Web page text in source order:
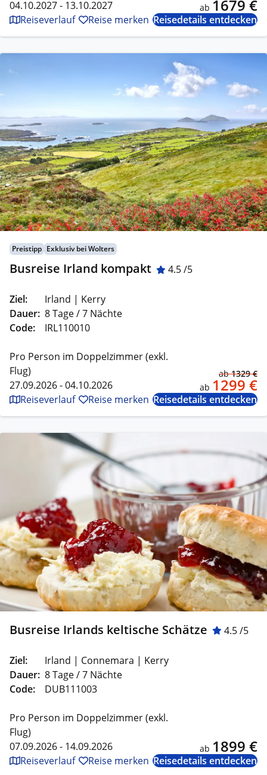
04.10.2027 - 13.10.2027 ab 1679 €
Reiseverlauf Reise merken Reisedetails entdecken
Preistipp Exklusiv bei Wolters
Busreise Irland kompakt 4.5 /5
Ziel:
Irland | Kerry
Dauer: 8 Tage / 7 Nächte
Code:
IRL110010
Pro Person im Doppelzimmer (exkl.
Flug)
27.09.2026 - 04.10.2026
ab1329 €
ab 1299 €
Reiseverlauf Reise merken Reisedetails entdecken
Busreise Irlands keltische Schätze 4.5 /5
Ziel:
Irland | Connemara | Kerry
Dauer: 8 Tage / 7 Nächte
Code:
DUB111003
Pro Person im Doppelzimmer (exkl.
Flug)
07.09.2026 - 14.09.2026
ab 1899 €
Reiseverlauf Reise merken Reisedetails entdecken